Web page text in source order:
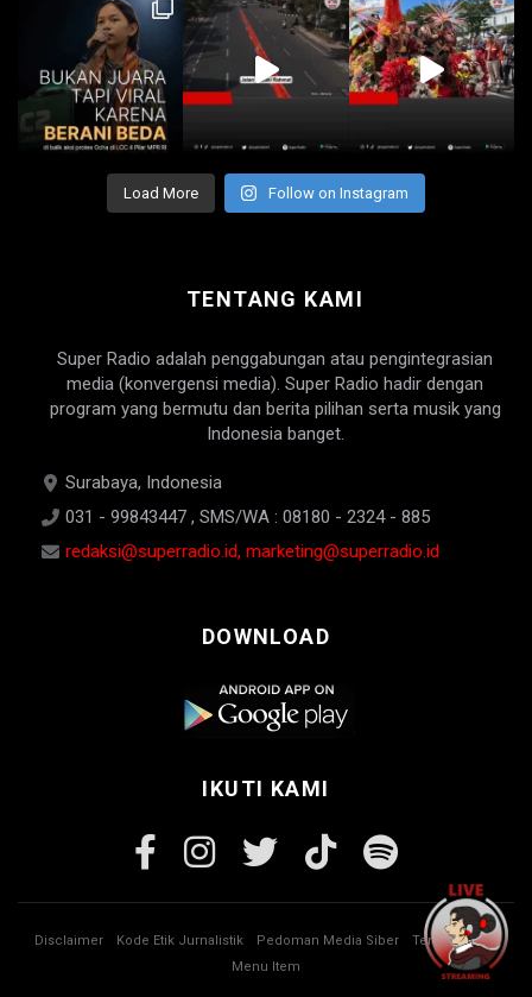
Load More Follow on Instagram
TENTANG KAMI
Super Radio adalah penggabungan atau pengintegrasian
media (konvergensi media). Super Radio hadir dengan
program yang bermutu dan berita pilihan serta musik yang
Indonesia banget.
Surabaya, Indonesia
031 - 99843447 , SMS/WA : 08180 - 2324 - 885
redaksi@superradio.id, marketing@superradio.id
DOWNLOAD
IKUTI KAMI
Disclaimer Kode Etik Jurnalistik Pedoman Media Siber
Tentang Kami
Menu Item